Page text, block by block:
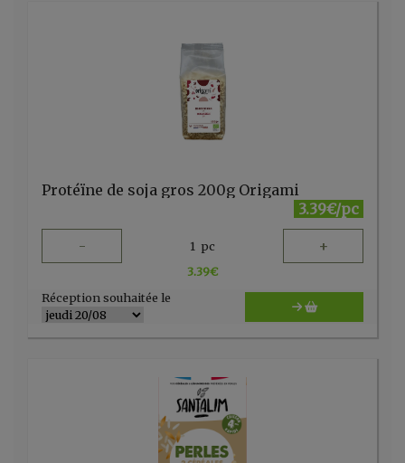
Protéïne de soja gros 200g Origami
3.39€/pc
- 1 pc +
3.39€
Réception souhaitée le